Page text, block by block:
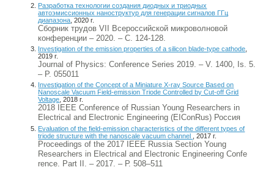
Разработка технологии создания диодных и триодных
автоэмиссионных наноструктур для генерации сигналов ГГц
диапазона , 2020 г.
Сборник трудов VII Всероссийской микроволновой
конференции – 2020. – С. 124-128.
Investigation of the emission properties of a silicon blade-type cathode
2019 г.
Journal of Physics: Conference Series 2019. – V. 1400, Is. 5.
– P. 055011
Investigation of the Concept of a Miniature X-ray Source Based on
Nanoscale Vacuum Field-emission Triode Controlled by Cut-off Grid
Voltage, 2018 г.
2018 IEEE Conference of Russian Young Researchers in
Electrical and Electronic Engineering (EIConRus) Россия
Evaluation of the field-emission characteristics of the different types of
triode structure with the nanoscale vacuum channel
, 2017 г.
Proceedings of the 2017 IEEE Russia Section Young
Researchers in Electrical and Electronic Engineering Confe
rence. Part II. – 2017. – Р. 508–511